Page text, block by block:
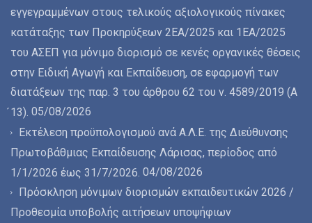
εγγεγραμμένων στους τελικούς αξιολογικούς πίνακες
κατάταξης των Προκηρύξεων 2ΕΑ/2025 και 1ΕΑ/2025
του ΑΣΕΠ για μόνιμο διορισμό σε κενές οργανικές θέσεις
στην Ειδική Αγωγή και Εκπαίδευση, σε εφαρμογή των
διατάξεων της παρ. 3 του άρθρου 62 του ν. 4589/2019 (Α
́13). 05/08/2026
Εκτέλεση προϋπολογισμού ανά Α.Λ.Ε. της Διεύθυνσης
Πρωτοβάθμιας Εκπαίδευσης Λάρισας, περίοδος από
1/1/2026 έως 31/7/2026. 04/08/2026
Πρόσκληση μόνιμων διορισμών εκπαιδευτικών 2026 /
Προθεσμία υποβολής αιτήσεων υποψήφιων